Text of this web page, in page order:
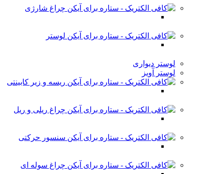
چراغ شارژی
لوستر
لوستر دیواری
لوستر آویز
ریسه و زیر کابینتی
چراغ ریلی و ریل
سنسور حرکتی
چراغ سوله ای